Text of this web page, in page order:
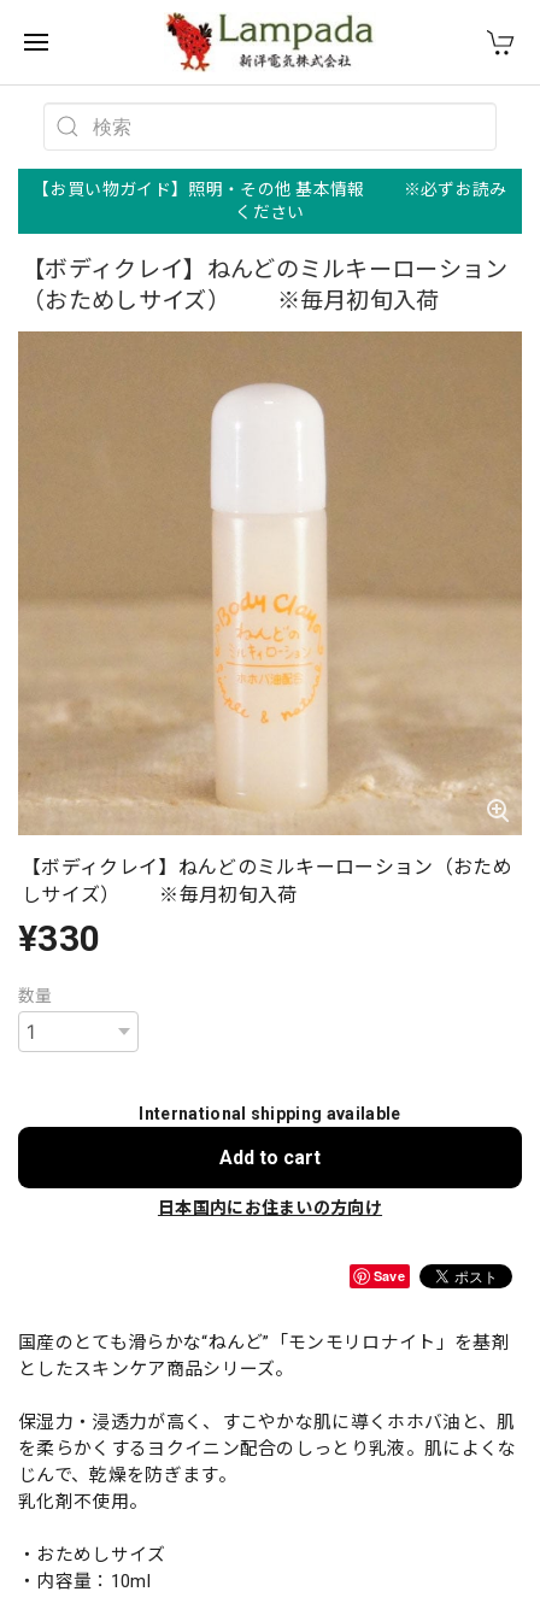
【お買い物ガイド】照明・その他 基本情報 ※必ずお読み
ください
【ボディクレイ】ねんどのミルキーローション
（おためしサイズ） ※毎月初旬入荷
【ボディクレイ】ねんどのミルキーローション（おため
しサイズ） ※毎月初旬入荷
¥330
数量
International shipping available
Add to cart
日本国内にお住まいの方向け
Save
国産のとても滑らかな“ねんど”「モンモリロナイト」を基剤
としたスキンケア商品シリーズ。
保湿力・浸透力が高く、すこやかな肌に導くホホバ油と、肌
を柔らかくするヨクイニン配合のしっとり乳液。肌によくな
じんで、乾燥を防ぎます。
乳化剤不使用。
・おためしサイズ
・内容量：10ml